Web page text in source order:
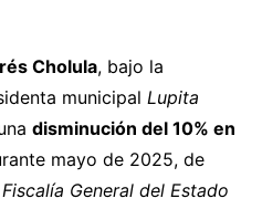
Cholula, bajo la
municipal Lupita
disminución del 10% en
mayo de 2025, de
Fiscalía General del Estado